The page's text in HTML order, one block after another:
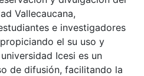
Vallecaucana,
e investigadores
el su uso y
Icesi es un
de difusión, facilitando la